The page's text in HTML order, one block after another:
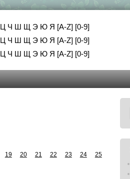
Ц Ч Ш Щ Э Ю Я [A-Z] [0-9]
Ц Ч Ш Щ Э Ю Я [A-Z] [0-9]
Ц Ч Ш Щ Э Ю Я [A-Z] [0-9]
19 20 21 22 23 24
25